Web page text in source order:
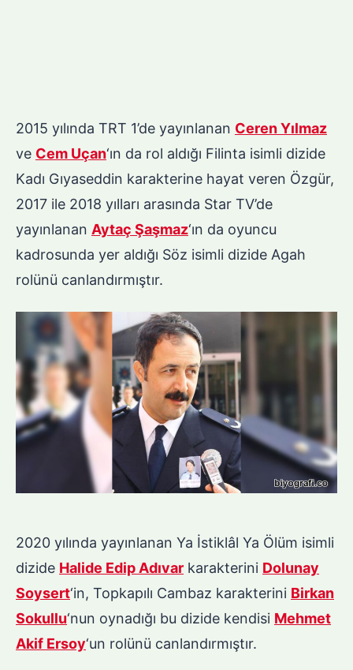
2015 yılında TRT 1’de yayınlanan Ceren Yılmaz
ve Cem Uçan‘ın da rol aldığı Filinta isimli dizide
Kadı Gıyaseddin karakterine hayat veren Özgür,
2017 ile 2018 yılları arasında Star TV’de
yayınlanan Aytaç Şaşmaz‘ın da oyuncu
kadrosunda yer aldığı Söz isimli dizide Agah
rolünü canlandırmıştır.
2020 yılında yayınlanan Ya İstiklâl Ya Ölüm isimli
dizide Halide Edip Adıvar karakterini Dolunay
Soysert‘in, Topkapılı Cambaz karakterini Birkan
Sokullu‘nun oynadığı bu dizide kendisi Mehmet
Akif Ersoy‘un rolünü canlandırmıştır.